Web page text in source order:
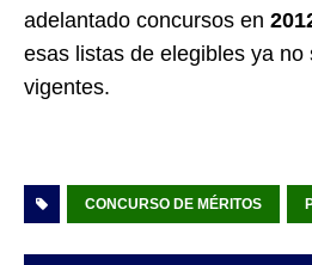
adelantado concursos en
esas listas de elegibles ya no
vigentes.
CONCURSO DE MÉRITOS